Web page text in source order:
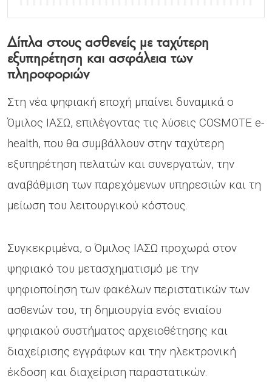
Δίπλα στους ασθενείς με ταχύτερη
εξυπηρέτηση και ασφάλεια των
πληροφοριών
Στη νέα ψηφιακή εποχή μπαίνει δυναμικά ο
Όμιλος ΙΑΣΩ, επιλέγοντας τις λύσεις COSMOTE e-
health, που θα συμβάλλουν στην ταχύτερη
εξυπηρέτηση πελατών και συνεργατών, την
αναβάθμιση των παρεχόμενων υπηρεσιών και τη
μείωση του λειτουργικού κόστους.
Συγκεκριμένα, ο Όμιλος ΙΑΣΩ προχωρά στον
ψηφιακό του μετασχηματισμό με την
ψηφιοποίηση των φακέλων περιστατικών των
ασθενών του, τη δημιουργία ενός ενιαίου
ψηφιακού συστήματος αρχειοθέτησης και
διαχείρισης εγγράφων και την ηλεκτρονική
έκδοση και διαχείριση παραστατικών.